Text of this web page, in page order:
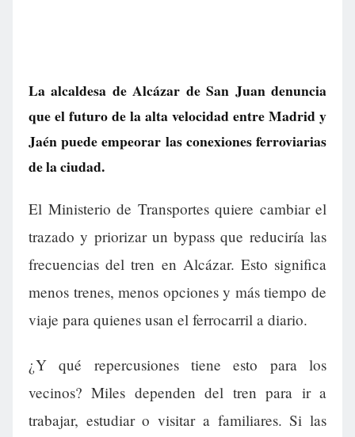
La alcaldesa de Alcázar de San Juan denuncia
que el futuro de la alta velocidad entre Madrid y
Jaén puede empeorar las conexiones ferroviarias
de la ciudad.
El Ministerio de Transportes quiere cambiar el
trazado y priorizar un bypass que reduciría las
frecuencias del tren en Alcázar. Esto significa
menos trenes, menos opciones y más tiempo de
viaje para quienes usan el ferrocarril a diario.
¿Y qué repercusiones tiene esto para los
vecinos? Miles dependen del tren para ir a
trabajar, estudiar o visitar a familiares. Si las